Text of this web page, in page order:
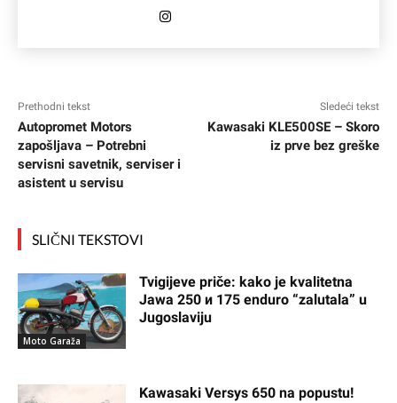
Prethodni tekst
Autopromet Motors
zapošljava – Potrebni
servisni savetnik, serviser i
asistent u servisu
Sledeći tekst
Kawasaki KLE500SE – Skoro
iz prve bez greške
SLIČNI TEKSTOVI
Moto Garaža
Tvigijeve priče: kako je kvalitetna
Jawa 250 и 175 enduro “zalutala” u
Jugoslaviju
Kawasaki Versys 650 na popustu!